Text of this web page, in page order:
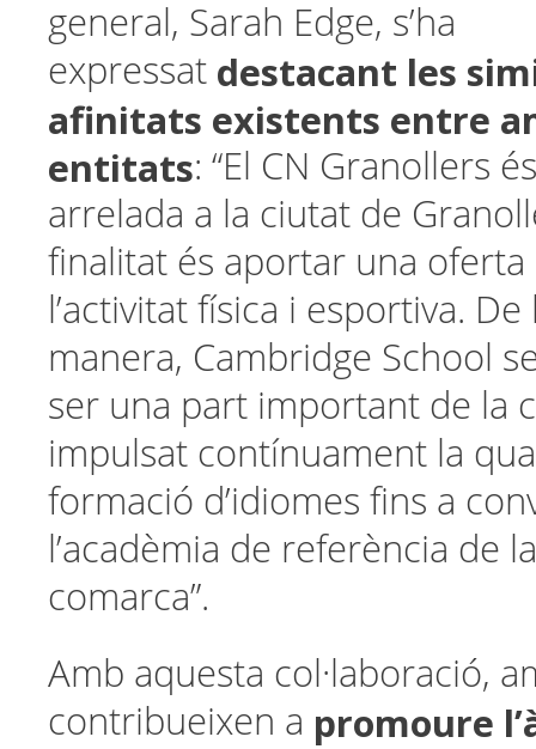
general, Sarah Edge, s’ha
expressat destacant les
afinitats existents entre
entitats: “El CN Granollers
arrelada a la ciutat de
finalitat és aportar una
l’activitat física i esportiva.
manera, Cambridge School
ser una part important de la
impulsat contínuament la
formació d’idiomes fins a
l’acadèmia de referència de
comarca”.
Amb aquesta col·laboració,
contribueixen a promoure